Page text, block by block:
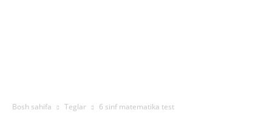
Bosh sahifa Teglar 6 sinf matematika test